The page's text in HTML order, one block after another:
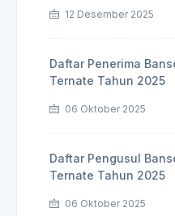
12 Desember 2025
Daftar Penerima
Ternate Tahun 2025
06 Oktober 2025
Daftar Pengusul
Ternate Tahun 2025
06 Oktober 2025